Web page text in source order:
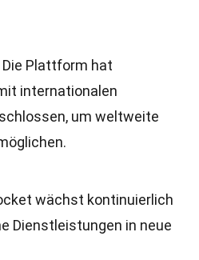
Die Plattform hat
internationalen
um weltweite
wächst kontinuierlich
Dienstleistungen in neue